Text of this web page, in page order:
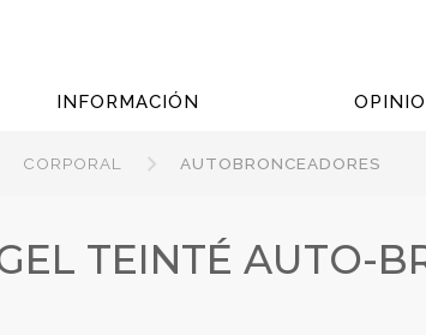
INFORMACIÓN
CORPORAL AUTOBRONCEADORES
TEINTÉ AUTO-